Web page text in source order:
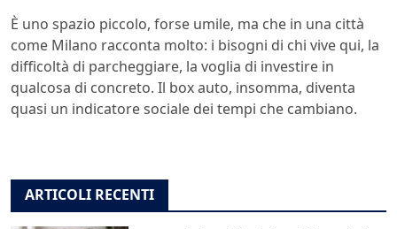
È uno spazio piccolo, forse umile, ma che in una città
come Milano racconta molto: i bisogni di chi vive qui, la
difficoltà di parcheggiare, la voglia di investire in
qualcosa di concreto. Il box auto, insomma, diventa
quasi un indicatore sociale dei tempi che cambiano.
ARTICOLI RECENTI